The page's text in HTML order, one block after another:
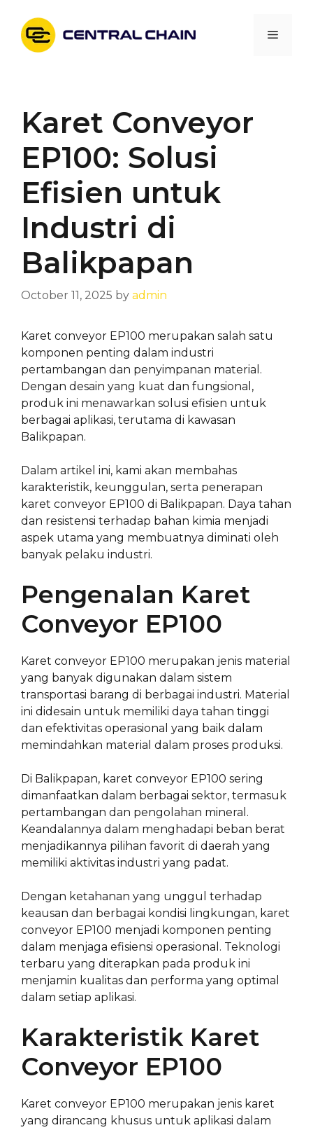
content
Menu
Karet Conveyor
EP100: Solusi
Efisien untuk
Industri di
Balikpapan
October 11, 2025 by admin
Karet conveyor EP100 merupakan salah satu
komponen penting dalam industri
pertambangan dan penyimpanan material.
Dengan desain yang kuat dan fungsional,
produk ini menawarkan solusi efisien untuk
berbagai aplikasi, terutama di kawasan
Balikpapan.
Dalam artikel ini, kami akan membahas
karakteristik, keunggulan, serta penerapan
karet conveyor EP100 di Balikpapan. Daya tahan
dan resistensi terhadap bahan kimia menjadi
aspek utama yang membuatnya diminati oleh
banyak pelaku industri.
Pengenalan Karet
Conveyor EP100
Karet conveyor EP100 merupakan jenis material
yang banyak digunakan dalam sistem
transportasi barang di berbagai industri. Material
ini didesain untuk memiliki daya tahan tinggi
dan efektivitas operasional yang baik dalam
memindahkan material dalam proses produksi.
Di Balikpapan, karet conveyor EP100 sering
dimanfaatkan dalam berbagai sektor, termasuk
pertambangan dan pengolahan mineral.
Keandalannya dalam menghadapi beban berat
menjadikannya pilihan favorit di daerah yang
memiliki aktivitas industri yang padat.
Dengan ketahanan yang unggul terhadap
keausan dan berbagai kondisi lingkungan, karet
conveyor EP100 menjadi komponen penting
dalam menjaga efisiensi operasional. Teknologi
terbaru yang diterapkan pada produk ini
menjamin kualitas dan performa yang optimal
dalam setiap aplikasi.
Karakteristik Karet
Conveyor EP100
Karet conveyor EP100 merupakan jenis karet
yang dirancang khusus untuk aplikasi dalam